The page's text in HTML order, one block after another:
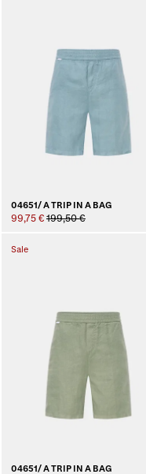
04651/ A TRIP IN A BAG
99,75 € 199,50 €
Sale
04651/ A TRIP IN A BAG